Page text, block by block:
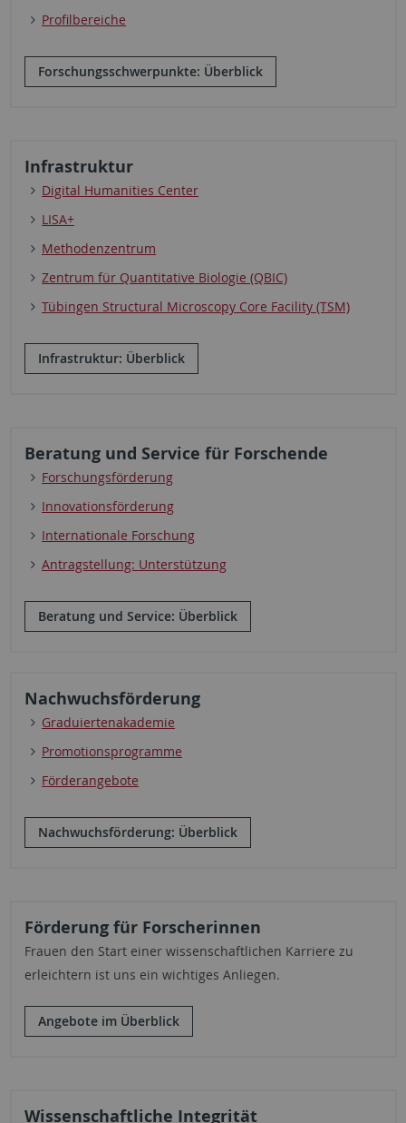
Profilbereiche
Forschungsschwerpunkte: Überblick
Infrastruktur
Digital Humanities Center
LISA+
Methodenzentrum
Zentrum für Quantitative Biologie (QBIC)
Tübingen Structural Microscopy Core Facility (TSM)
Infrastruktur: Überblick
Beratung und Service für Forschende
Forschungsförderung
Innovationsförderung
Internationale Forschung
Antragstellung: Unterstützung
Beratung und Service: Überblick
Nachwuchsförderung
Graduiertenakademie
Promotionsprogramme
Förderangebote
Nachwuchsförderung: Überblick
Förderung für Forscherinnen
Frauen den Start einer wissenschaftlichen Karriere zu
erleichtern ist uns ein wichtiges Anliegen.
Angebote im Überblick
Wissenschaftliche Integrität